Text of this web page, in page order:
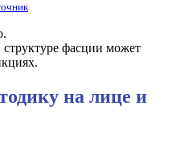
фасции может
на лице и